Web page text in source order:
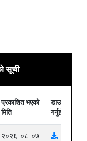
सूची
प्रकाशित भएको
मिति
डाउनलोड
गर्नुहोस्
२०२६-०८-०७